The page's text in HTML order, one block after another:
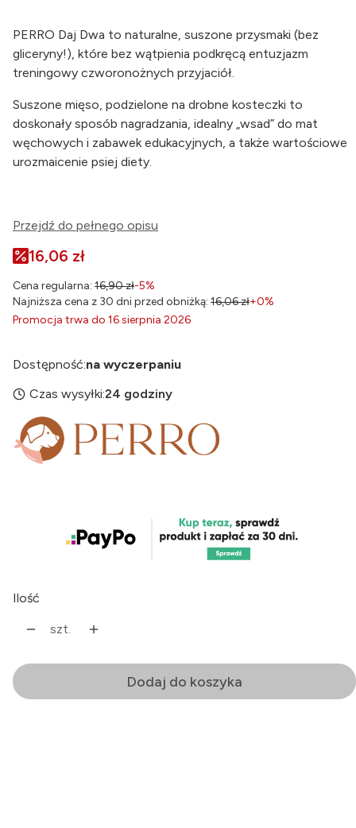
PERRO Daj Dwa to naturalne, suszone przysmaki (bez
gliceryny!), które bez wątpienia podkręcą entuzjazm
treningowy czworonożnych przyjaciół.
Suszone mięso, podzielone na drobne kosteczki to
doskonały sposób nagradzania, idealny „wsad” do mat
węchowych i zabawek edukacyjnych, a także wartościowe
urozmaicenie psiej diety.
Przejdź do pełnego opisu
16,06 zł
Cena regularna: 16,90 zł-5%
Najniższa cena z 30 dni przed obniżką: 16,06 zł+0%
Promocja trwa do 16 sierpnia 2026
Dostępność:na wyczerpaniu
Czas wysyłki:24 godziny
Ilość
szt.
Dodaj do koszyka